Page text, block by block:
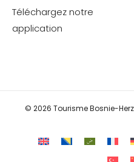
Téléchargez notre
application
© 2026 Tourisme Bosnie-